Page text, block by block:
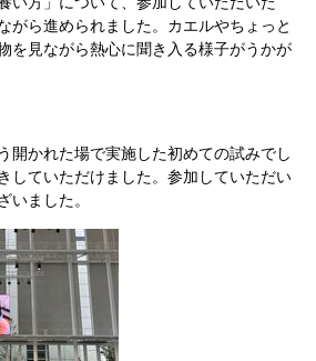
がら進められました。カエルやちょっと
を見ながら熱心に聞き入る様子がうかが
開かれた場で実施した初めての試みでし
していただけました。参加していただい
いました。